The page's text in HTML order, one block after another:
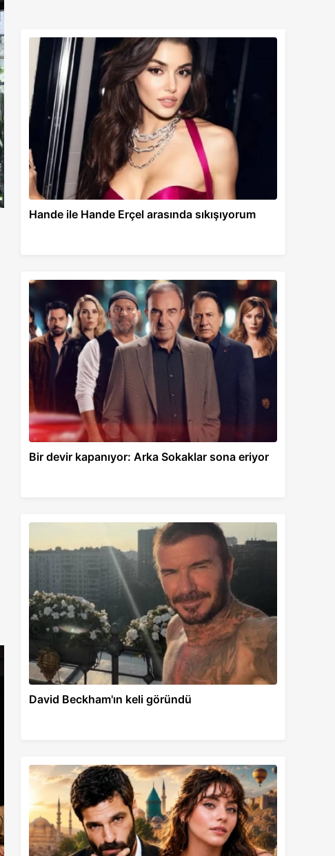
Hande ile Hande Erçel arasında sıkışıyorum
Bir devir kapanıyor: Arka Sokaklar sona eriyor
David Beckham'ın keli göründü